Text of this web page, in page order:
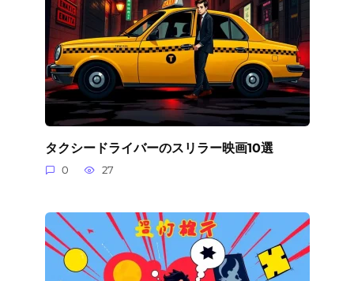
タクシードライバーのスリラー映画10選
0 27